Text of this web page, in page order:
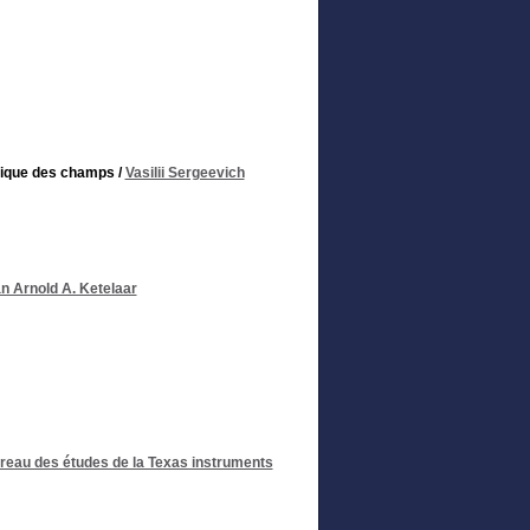
des champs /Vasilii Sergeevich
Arnold A. Ketelaar
des études de la Texas instruments